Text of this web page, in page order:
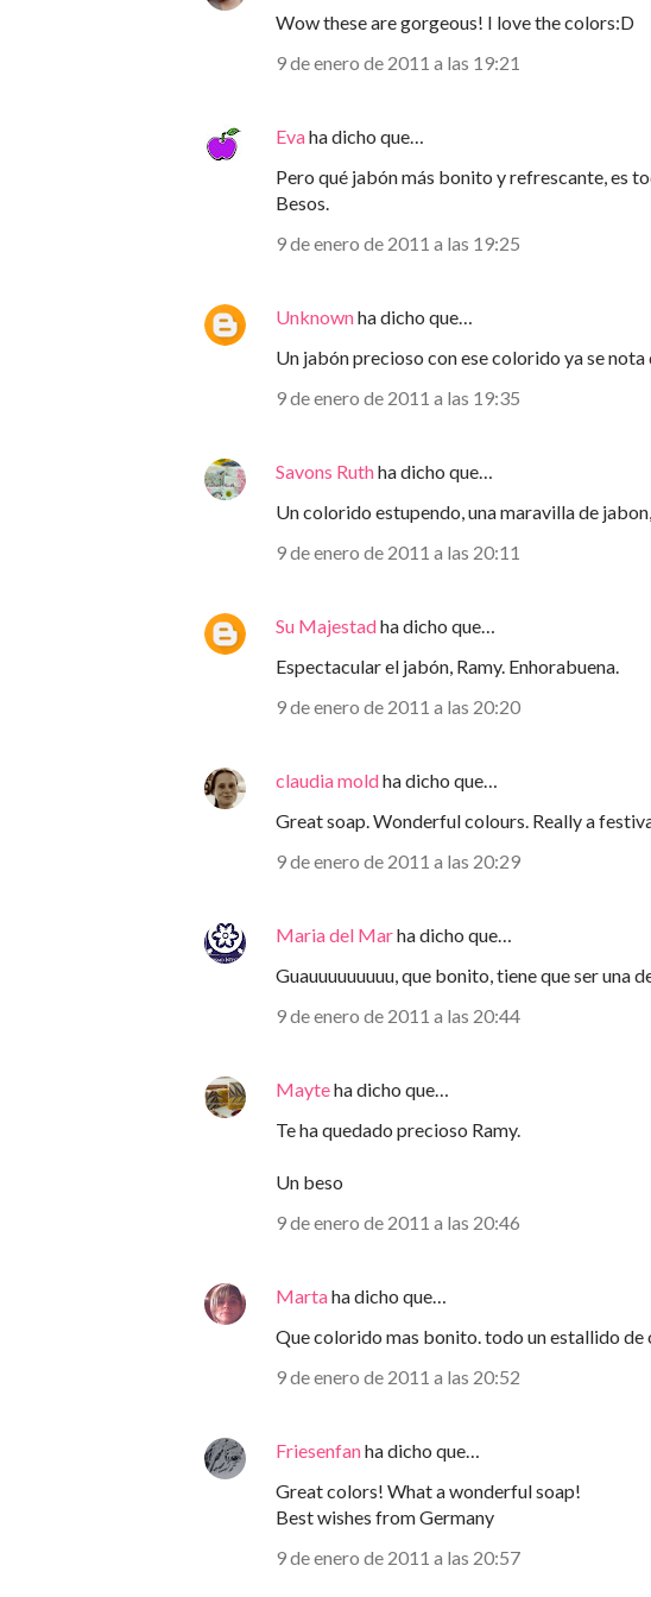
Wow these are gorgeous! I love the colors:D
9 de enero de 2011 a las 19:21
Evaha dicho que…
Pero qué jabón más bonito y refrescante, es
Besos.
9 de enero de 2011 a las 19:25
Unknownha dicho que…
Un jabón precioso con ese colorido ya se
9 de enero de 2011 a las 19:35
Savons Ruthha dicho que…
Un colorido estupendo, una maravilla de
9 de enero de 2011 a las 20:11
Su Majestadha dicho que…
Espectacular el jabón, Ramy. Enhorabuena.
9 de enero de 2011 a las 20:20
claudia moldha dicho que…
Great soap. Wonderful colours. Really a
9 de enero de 2011 a las 20:29
Maria del Marha dicho que…
Guauuuuuuuuu, que bonito, tiene que ser una
9 de enero de 2011 a las 20:44
Mayteha dicho que…
Te ha quedado precioso Ramy.
Un beso
9 de enero de 2011 a las 20:46
Martaha dicho que…
Que colorido mas bonito. todo un estallido de
9 de enero de 2011 a las 20:52
Friesenfanha dicho que…
Great colors! What a wonderful soap!
Best wishes from Germany
9 de enero de 2011 a las 20:57